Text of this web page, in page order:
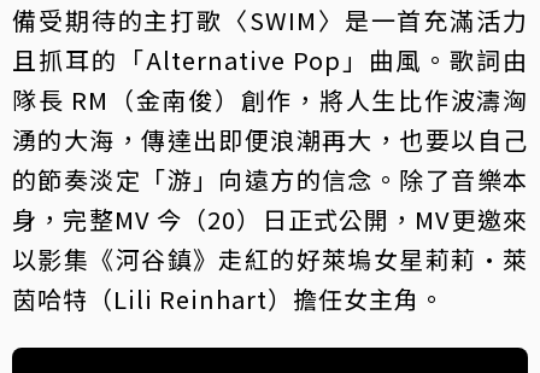
備受期待的主打歌〈SWIM〉是一首充滿活力
且抓耳的「Alternative Pop」曲風。歌詞由
隊長 RM（金南俊）創作，將人生比作波濤洶
湧的大海，傳達出即便浪潮再大，也要以自己
的節奏淡定「游」向遠方的信念。除了音樂本
身，完整MV 今（20）日正式公開，MV更邀來
以影集《河谷鎮》走紅的好萊塢女星莉莉·萊
茵哈特（Lili Reinhart）擔任女主角。